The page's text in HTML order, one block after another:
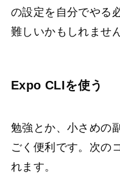
の設定を自分でやる
難しいかもしれません
Expo CLIを使う
勉強とか、小さめの
ごく便利です。次の
れます。